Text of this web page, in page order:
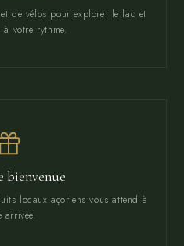
de vélos pour explorer le lac et
à votre rythme.
bienvenue
locaux açoriens vous attend à
arrivée.